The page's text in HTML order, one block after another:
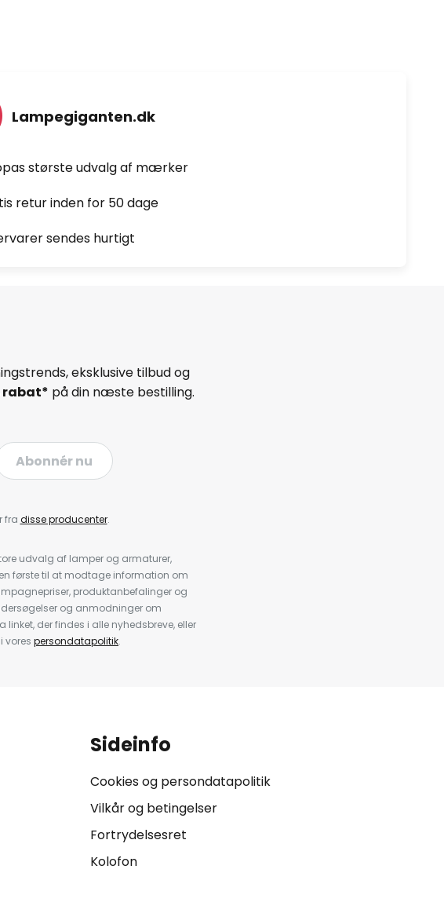
Lampegiganten.dk
største udvalg af mærker
retur inden for 50 dage
sendes hurtigt
eksklusive tilbud og
rabat* på din næste bestilling.
Abonnér nu
fra disse producenter.
udvalg af lamper og armaturer,
første til at modtage information om
produktanbefalinger og
og anmodninger om
der findes i alle nyhedsbreve, eller
vores persondatapolitik.
Sideinfo
Cookies og persondatapolitik
Vilkår og betingelser
Fortrydelsesret
Kolofon